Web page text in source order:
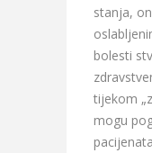
stanja,
bolesti
tijekom
mogu